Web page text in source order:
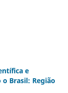
e
Brasil: Região